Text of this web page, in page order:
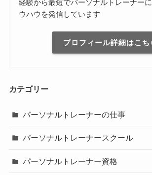
経験から最短でパーソナルトレーナー
ウハウを発信しています
プロフィール詳細はこち
カテゴリー
パーソナルトレーナーの仕事
パーソナルトレーナースクール
パーソナルトレーナー資格